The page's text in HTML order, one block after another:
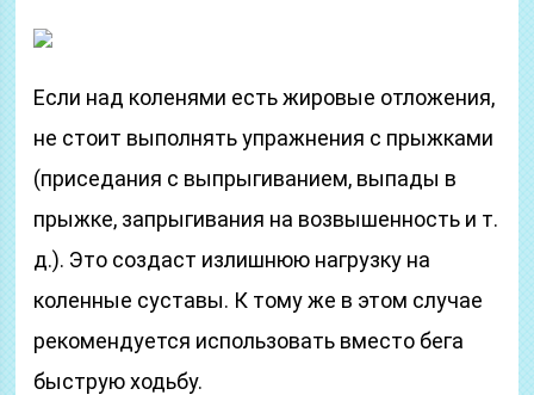
Если над коленями есть жировые отложения,
не стоит выполнять упражнения с прыжками
(приседания с выпрыгиванием, выпады в
прыжке, запрыгивания на возвышенность и т.
д.). Это создаст излишнюю нагрузку на
коленные суставы. К тому же в этом случае
рекомендуется использовать вместо бега
быструю ходьбу.